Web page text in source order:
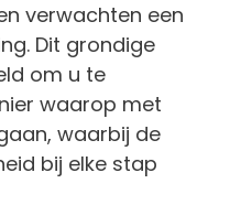
verwachten een
Dit grondige
om u te
waarop met
waarbij de
bij elke stap